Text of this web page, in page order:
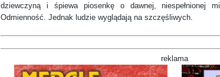
dziewczyną i śpiewa piosenkę o dawnej, niespełnionej
Odmienność. Jednak ludzie wyglądają na szczęśliwych.
reklama